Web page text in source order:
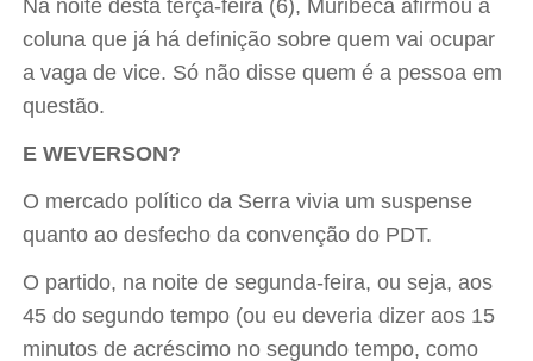
Na noite desta terça-feira (6), Muribeca afirmou à
coluna que já há definição sobre quem vai ocupar
a vaga de vice. Só não disse quem é a pessoa em
questão.
E WEVERSON?
O mercado político da Serra vivia um suspense
quanto ao desfecho da convenção do PDT.
O partido, na noite de segunda-feira, ou seja, aos
45 do segundo tempo (ou eu deveria dizer aos 15
minutos de acréscimo no segundo tempo, como